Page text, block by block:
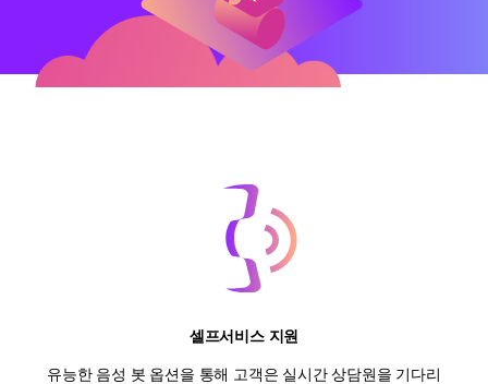
셀프서비스 지원
유능한 음성 봇 옵션을 통해 고객은 실시간 상담원을 기다리